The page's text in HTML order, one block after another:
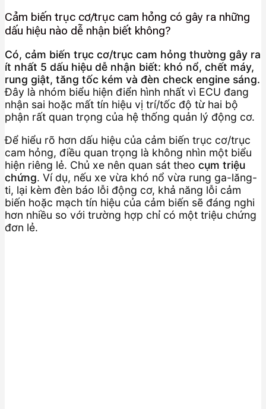
Cảm biến trục cơ/trục cam hỏng có gây ra những
dấu hiệu nào dễ nhận biết không?
Có, cảm biến trục cơ/trục cam hỏng thường gây ra
ít nhất 5 dấu hiệu dễ nhận biết: khó nổ, chết máy,
rung giật, tăng tốc kém và đèn check engine sáng.
Đây là nhóm biểu hiện điển hình nhất vì ECU đang
nhận sai hoặc mất tín hiệu vị trí/tốc độ từ hai bộ
phận rất quan trọng của hệ thống quản lý động cơ.
Để hiểu rõ hơn dấu hiệu của cảm biến trục cơ/trục
cam hỏng, điều quan trọng là không nhìn một biểu
hiện riêng lẻ. Chủ xe nên quan sát theo cụm triệu
chứng. Ví dụ, nếu xe vừa khó nổ vừa rung ga-lăng-
ti, lại kèm đèn báo lỗi động cơ, khả năng lỗi cảm
biến hoặc mạch tín hiệu của cảm biến sẽ đáng nghi
hơn nhiều so với trường hợp chỉ có một triệu chứng
đơn lẻ.